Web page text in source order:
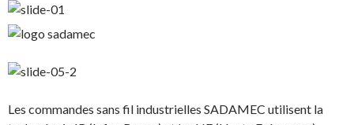
Les commandes sans fil industrielles SADAMEC utilisent la